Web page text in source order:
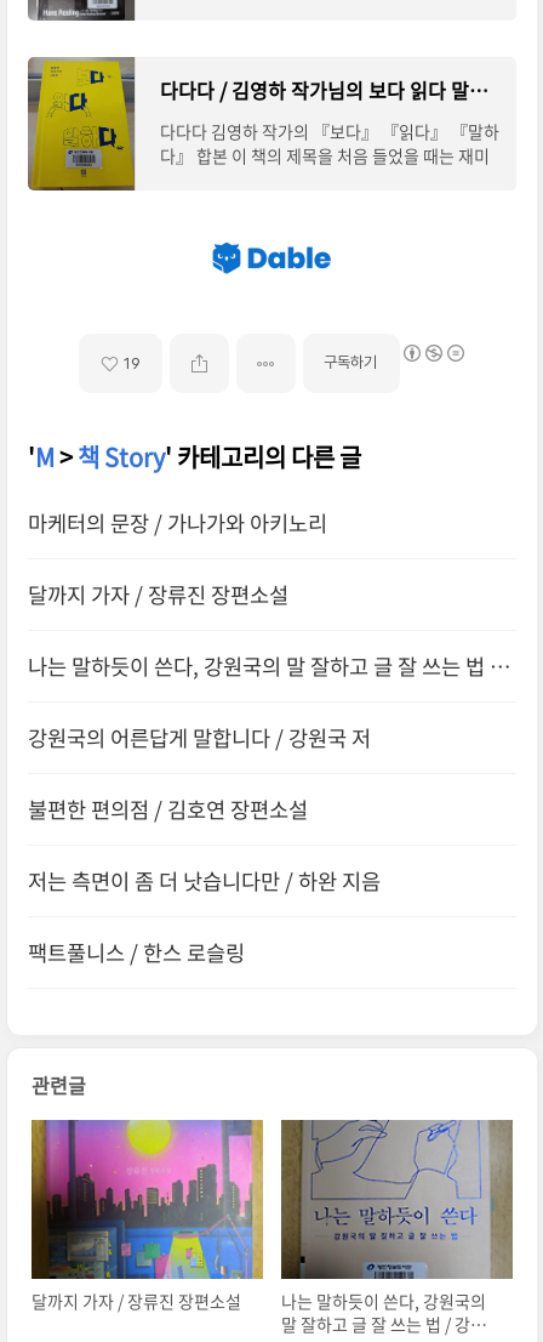
다다다 / 김영하 작가님의 보다 읽다 말하다 합본 후기 / 복복서가
다다다 김영하 작가의 『보다』 『읽다』 『말하
다』 합본 이 책의 제목을 처음 들었을 때는 재미
19 구독하기
'M>책 Story' 카테고리의 다른 글
마케터의 문장 / 가나가와 아키노리
달까지 가자 / 장류진 장편소설
나는 말하듯이 쓴다, 강원국의 말 잘하고 글 잘 쓰는 법 /
강원국의 어른답게 말합니다 / 강원국 저
불편한 편의점 / 김호연 장편소설
저는 측면이 좀 더 낫습니다만 / 하완 지음
팩트풀니스 / 한스 로슬링
관련글
달까지 가자 / 장류진 장편소설
나는 말하듯이 쓴다, 강원국의
말 잘하고 글 잘 쓰는 법 / 강원국